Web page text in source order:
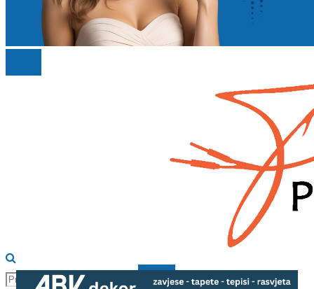
Search
for: